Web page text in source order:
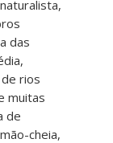
das
rios
muitas
de
cheia,